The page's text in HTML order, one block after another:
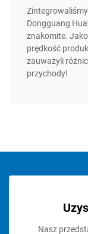
Dongguang
znakomite.
prędkość
zauważyli
przychody!
Nasz